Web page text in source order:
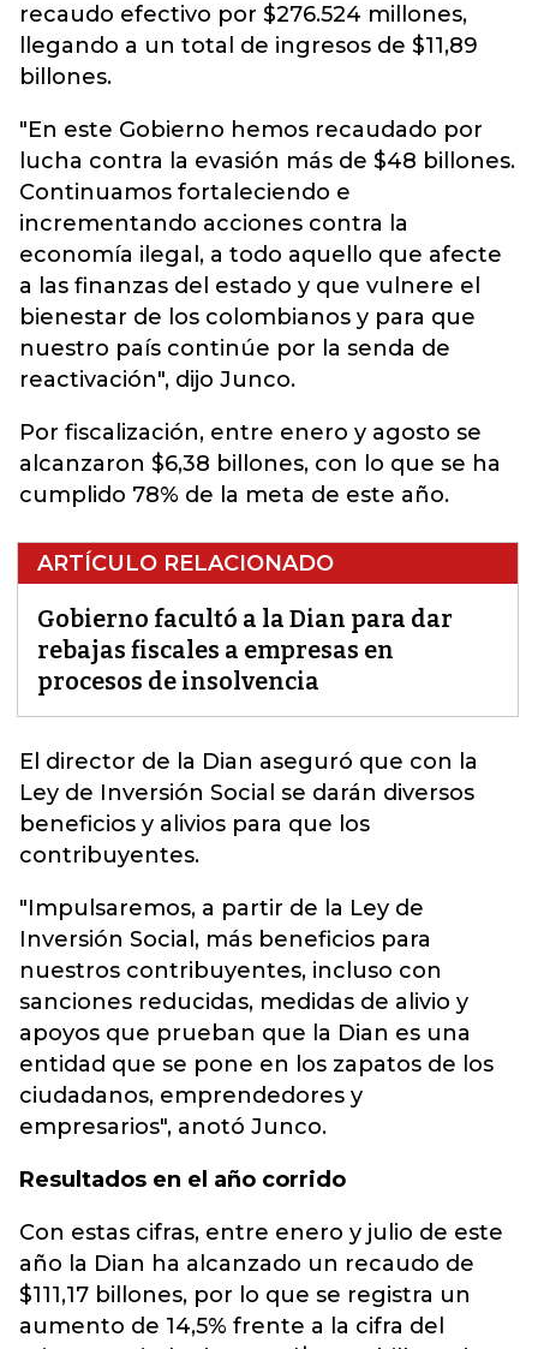
recaudo efectivo por $276.524 millones,
llegando a un total de ingresos de $11,89
billones.
"En este Gobierno hemos recaudado por
lucha contra la evasión más de $48 billones.
Continuamos fortaleciendo e
incrementando acciones contra la
economía ilegal, a todo aquello que afecte
a las finanzas del estado y que vulnere el
bienestar de los colombianos y para que
nuestro país continúe por la senda de
reactivación", dijo Junco.
Por fiscalización, entre enero y agosto se
alcanzaron $6,38 billones, con lo que se ha
cumplido 78% de la meta de este año.
ARTÍCULO RELACIONADO
Gobierno facultó a la Dian para dar
rebajas fiscales a empresas en
procesos de insolvencia
El director de la Dian aseguró que con la
Ley de Inversión Social se darán diversos
beneficios y alivios para que los
contribuyentes.
"Impulsaremos, a partir de la Ley de
Inversión Social, más beneficios para
nuestros contribuyentes, incluso con
sanciones reducidas, medidas de alivio y
apoyos que prueban que la Dian es una
entidad que se pone en los zapatos de los
ciudadanos, emprendedores y
empresarios", anotó Junco.
Resultados en el año corrido
Con estas cifras, entre enero y julio de este
año la Dian ha alcanzado un recaudo de
$111,17 billones, por lo que se registra un
aumento de 14,5% frente a la cifra del